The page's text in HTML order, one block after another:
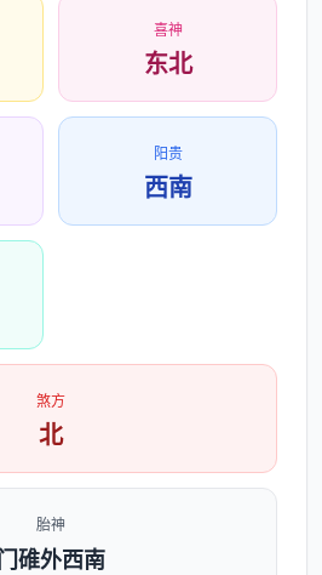
喜神
东北
阳贵
西南
煞方
北
胎神
碓外西南